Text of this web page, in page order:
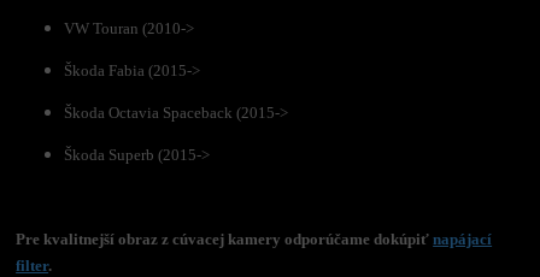
VW Touran (2010->
Škoda Fabia (2015->
Škoda Octavia Spaceback (2015->
Škoda Superb (2015->
Pre kvalitnejší obraz z cúvacej kamery odporúčame dokúpiťnapájací
filter.